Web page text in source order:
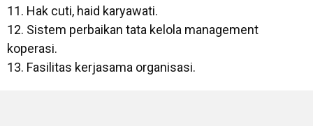
11. Hak cuti, haid karyawati.
12. Sistem perbaikan tata kelola management
koperasi.
13. Fasilitas kerjasama organisasi.